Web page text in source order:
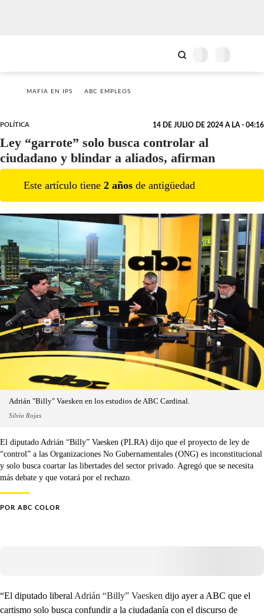
MAFIA EN IPS ABC EMPLEOS
POLÍTICA 14 DE JULIO DE 2024 A LA - 04:16
Ley “garrote” solo busca controlar al
ciudadano y blindar a aliados, afirman
Este artículo tiene 2 años de antigüedad
Adrián "Billy" Vaesken en los estudios de ABC Cardinal.
Silvio Rojas
El diputado Adrián “Billy” Vaesken (PLRA) dijo que el proyecto de ley de
“control” a las Organizaciones No Gubernamentales (ONG) es inconstitucional
y solo busca coartar las libertades del sector privado. Agregó que se necesita
más debate y que votará por el rechazo.
POR ABC COLOR
“El diputado liberal Adrián “Billy” Vaesken dijo ayer a ABC que el
cartismo solo busca confundir a la ciudadanía con el discurso de